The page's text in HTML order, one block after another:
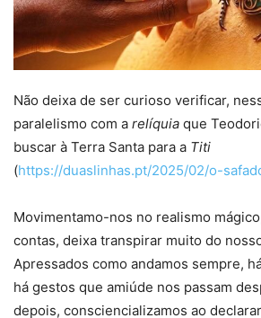
Não deixa de ser curioso verificar,
paralelismo com a relíquia que
buscar à Terra Santa para a Titi
(https://duaslinhas.pt/2025/02/o-
Movimentamo-nos no realismo
contas, deixa transpirar muito do
Apressados como andamos sempre,
há gestos que amiúde nos passam
depois, consciencializamos ao